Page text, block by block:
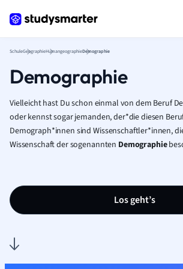
SchuleGeographieHumangeographieDemographie
Demographie
Vielleicht hast Du schon einmal von dem Beruf
oder kennst sogar jemanden, der*die diesen
Demograph*innen sind Wissenschaftler*innen,
Wissenschaft der sogenannten Demographie
Los geht’s
Seite